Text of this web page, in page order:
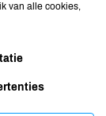
van alle cookies,